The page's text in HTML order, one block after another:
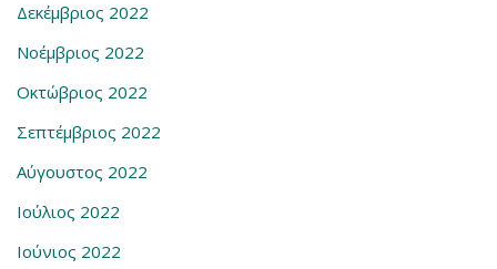
Δεκέμβριος 2022
Νοέμβριος 2022
Οκτώβριος 2022
Σεπτέμβριος 2022
Αύγουστος 2022
Ιούλιος 2022
Ιούνιος 2022